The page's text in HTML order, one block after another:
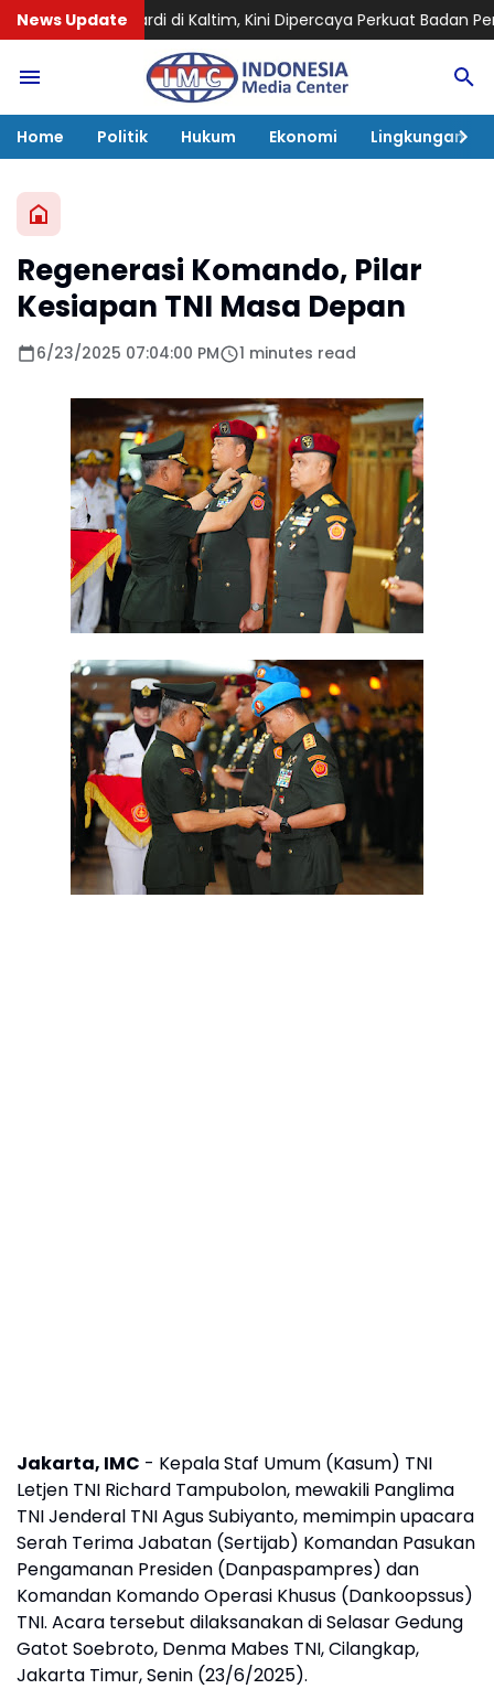
News Update
di Kaltim, Kini Dipercaya Perkuat Badan Pemulihan Aset Sila
Home Politik Hukum Ekonomi Lingkungan
Regenerasi Komando, Pilar
Kesiapan TNI Masa Depan
6/23/2025 07:04:00 PM 1 minutes read
Jakarta, IMC - Kepala Staf Umum (Kasum) TNI
Letjen TNI Richard Tampubolon, mewakili Panglima
TNI Jenderal TNI Agus Subiyanto, memimpin upacara
Serah Terima Jabatan (Sertijab) Komandan Pasukan
Pengamanan Presiden (Danpaspampres) dan
Komandan Komando Operasi Khusus (Dankoopssus)
TNI. Acara tersebut dilaksanakan di Selasar Gedung
Gatot Soebroto, Denma Mabes TNI, Cilangkap,
Jakarta Timur, Senin (23/6/2025).